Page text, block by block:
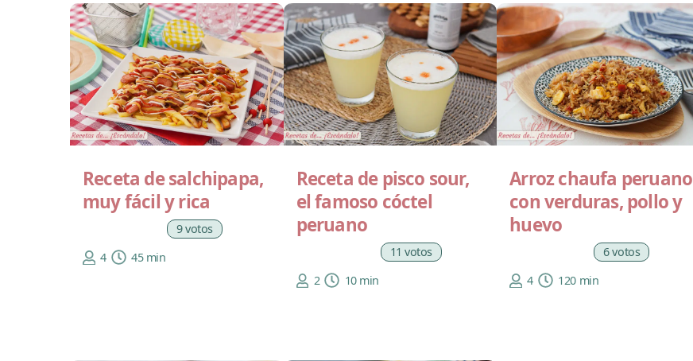
Receta de salchipapa,
muy fácil y rica
9 votos
4
45 min
Receta de pisco sour,
el famoso cóctel
peruano
11 votos
2
10 min
Arroz chaufa peruano
con verduras, pollo y
huevo
6 votos
4
120 min